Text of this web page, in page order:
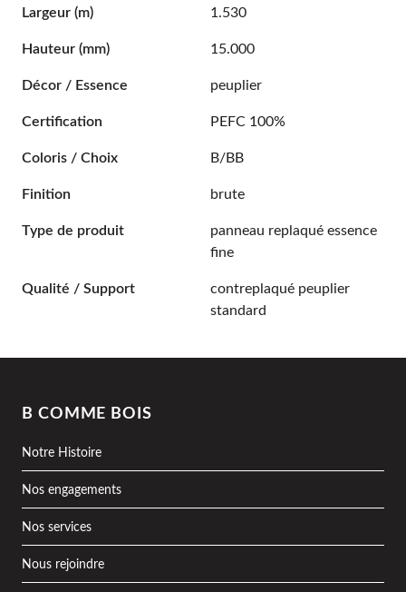
Largeur (m) 1.530
Hauteur (mm) 15.000
Décor / Essence peuplier
Certification PEFC 100%
Coloris / Choix B/BB
Finition brute
Type de produit
panneau replaqué essence
fine
Qualité / Support
contreplaqué peuplier
standard
B COMME BOIS
Notre Histoire
Nos engagements
Nos services
Nous rejoindre